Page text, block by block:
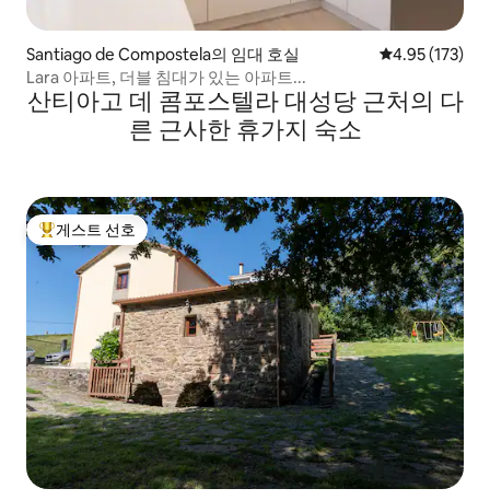
Santiago de Compostela의 임대 호실 평점 4.95점(5
4.95 (173)
Lara 아파트, 더블 침대가 있는 아파트...
산티아고 데 콤포스텔라 대성당 근처의 다
른 근사한 휴가지 숙소
상위 게스트 선호
게스트 선호